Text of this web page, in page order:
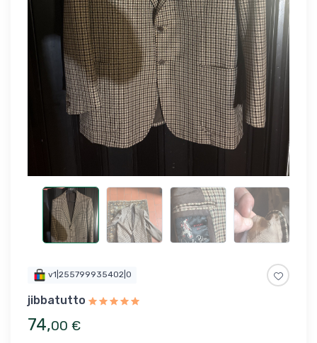
v1|255799935402|0
jibbatutto
74,00 €